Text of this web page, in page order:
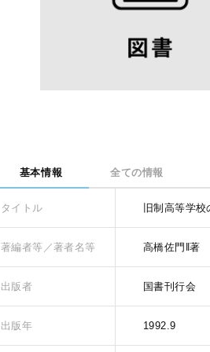
基本情報 全ての情報
タイトル 旧制高等学
著編者等／著者名等 高橋佐門‖著
出版者 国書刊行会
出版年 1992.9